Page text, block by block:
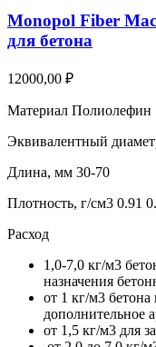
Monopol Fiber
для бетона
12000,00 ₽
Материал Полиолефин
Эквивалентный
Длина, мм 30-70
Плотность, г/см3 0.91
Расход
1,0-7,0 кг/м3
назначения
от 1 кг/м3
дополнительное
от 1,5 кг/м3 для